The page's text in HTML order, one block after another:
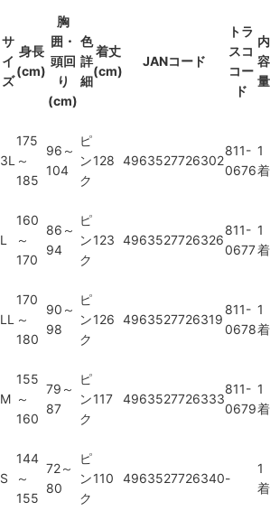
サ
イ
ズ
身長
(cm)
胸
囲・
頭回
り
(cm)
色
詳
細
着丈
(cm)
JANコード
トラ
スコ
コー
ド
内
容
量
3L
175
～
185
96～
104
ピ
ン
ク
128 4963527726302
811-
0676
1
着
L
160
～
170
86～
94
ピ
ン
ク
123 4963527726326
811-
0677
1
着
LL
170
～
180
90～
98
ピ
ン
ク
126 4963527726319
811-
0678
1
着
M
155
～
160
79～
87
ピ
ン
ク
117 4963527726333
811-
0679
1
着
S
144
～
155
72～
80
ピ
ン
ク
110 4963527726340-
1
着